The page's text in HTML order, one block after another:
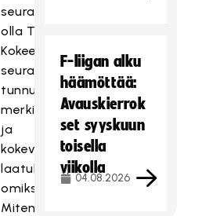
seura
olla Tähtiseura?
Kokeeko
seura
tunnuksen
merkitykselliseksi
ja
kokevatko
laatukriteerit
omikseen?
Miten
F-liigan alku
häämöttää:
Avauskierrok
set syyskuun
toisella
viikolla
04.08.2026